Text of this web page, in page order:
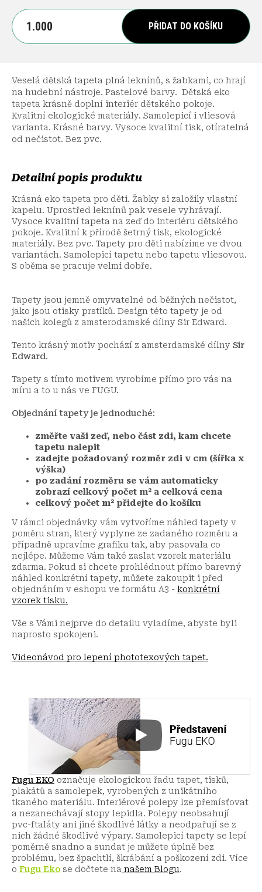
PŘIDAT DO KOŠÍKU
Veselá dětská tapeta plná leknínů, s žabkami, co hrají
na hudební nástroje. Pastelové barvy. Dětská eko
tapeta krásně doplní interiér dětského pokoje.
Kvalitní ekologické materiály. Samolepicí i vliesová
varianta. Krásné barvy. Vysoce kvalitní tisk, otíratelná
od nečistot. Bez pvc.
Detailní popis produktu
Krásná eko tapeta pro děti. Žabky si založily vlastní
kapelu. Uprostřed leknínů pak vesele vyhrávají.
Vysoce kvalitní tapeta na zeď do interiéru dětského
pokoje. Kvalitní k přírodě šetrný tisk, ekologické
materiály. Bez pvc. Tapety pro děti nabízíme ve dvou
variantách. Samolepicí tapetu nebo tapetu vliesovou.
S oběma se pracuje velmi dobře.
Tapety jsou jemně omyvatelné od běžných nečistot,
jako jsou otisky prstíků. Design této tapety je od
našich kolegů z amsterodamské dílny Sir Edward.
Tento krásný motiv pochází z amsterdamské dílny Sir
Edward.
Tapety s tímto motivem vyrobíme přímo pro vás na
míru a to u nás ve FUGU.
Objednání tapety je jednoduché:
změřte vaši zeď, nebo část zdi, kam chcete
tapetu nalepit
zadejte požadovaný rozměr zdi v cm (šířka x
výška)
po zadání rozměru se vám automaticky
zobrazí celkový počet m² a celková cena
celkový počet m² přidejte do košíku
V rámci objednávky vám vytvoříme náhled tapety v
poměru stran, který vyplyne ze zadaného rozměru a
případně upravíme grafiku tak, aby pasovala co
nejlépe. Můžeme Vám také zaslat vzorek materiálu
zdarma. Pokud si chcete prohlédnout přímo barevný
náhled konkrétní tapety, můžete zakoupit i před
objednáním v eshopu ve formátu A3 - konkrétní
vzorek tisku.
Vše s Vámi nejprve do detailu vyladíme, abyste byli
naprosto spokojeni.
Videonávod pro lepení phototexových tapet.
Fugu EKO označuje ekologickou řadu tapet, tisků,
plakátů a samolepek, vyrobených z unikátního
tkaného materiálu. Interiérové polepy lze přemísťovat
a nezanechávají stopy lepidla. Polepy neobsahují
pvc-ftaláty ani jiné škodlivé látky a neodpařují se z
nich žádné škodlivé výpary. Samolepicí tapety se lepí
poměrně snadno a sundat je můžete úplně bez
problému, bez špachtlí, škrábání a poškození zdi. Více
o Fugu Eko se dočtete na našem Blogu.